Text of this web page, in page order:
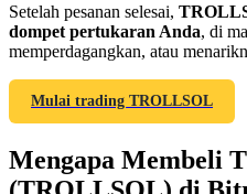
Setelah pesanan selesai,
dompet pertukaran Anda, di
memperdagangkan, atau
Mulai trading TROLLSOL
Mengapa Membeli